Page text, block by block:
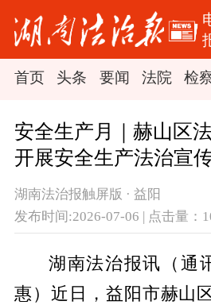
首页 头条 要闻 法院 检
安全生产月｜赫山区
开展安全生产法治宣
湖南法治报触屏版 · 益阳
发布时间:2026-07-06 | 点击量：
湖南法治报讯（通
惠） 近日，益阳市赫山